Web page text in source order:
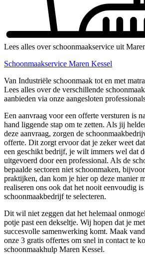
Lees alles over schoonmaakservice uit
Schoonmaakservice Maren Kessel
Van Industriële schoonmaak tot en met
Lees alles over de verschillende
aanbieden via onze aangesloten
Een aanvraag voor een offerte versturen is
hand liggende stap om te zetten. Als jij
deze aanvraag, zorgen de
offerte. Dit zorgt ervoor dat je zeker weet
een geschikt bedrijf, je wilt immers wel dat
uitgevoerd door een professional. Als de
bepaalde sectoren niet schoonmaken,
praktijken, dan kom je hier op deze manier
realiseren ons ook dat het nooit eenvoudig
schoonmaakbedrijf te selecteren.
Dit wil niet zeggen dat het helemaal
potje past een dekseltje. Wij hopen dat je
succesvolle samenwerking komt. Maak
onze 3 gratis offertes om snel in contact te
schoonmaakhulp Maren Kessel.